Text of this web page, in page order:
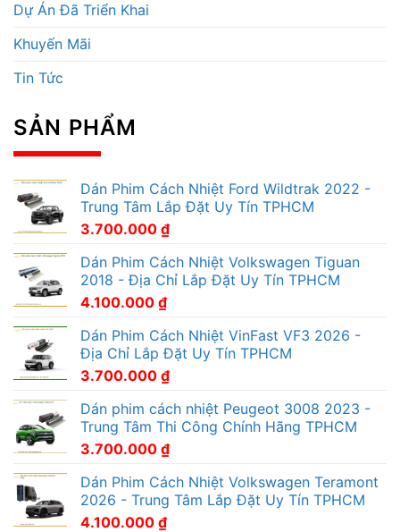
Dự Án Đã Triển Khai
Khuyến Mãi
Tin Tức
SẢN PHẨM
Dán Phim Cách Nhiệt Ford Wildtrak 2022 -
Trung Tâm Lắp Đặt Uy Tín TPHCM
3.700.000 ₫
Dán Phim Cách Nhiệt Volkswagen Tiguan
2018 - Địa Chỉ Lắp Đặt Uy Tín TPHCM
4.100.000 ₫
Dán Phim Cách Nhiệt VinFast VF3 2026 -
Địa Chỉ Lắp Đặt Uy Tín TPHCM
3.700.000 ₫
Dán phim cách nhiệt Peugeot 3008 2023 -
Trung Tâm Thi Công Chính Hãng TPHCM
3.700.000 ₫
Dán Phim Cách Nhiệt Volkswagen Teramont
2026 - Trung Tâm Lắp Đặt Uy Tín TPHCM
4.100.000 ₫